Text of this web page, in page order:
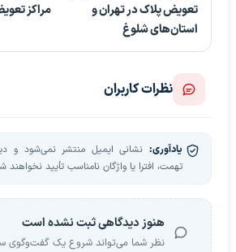
تعویض پلاک در تهران و
استان‌های شلوغ
مراکز
نظرات کاربران
یادآوری: نشانی ایمیل منتشر نمی‌شود و
تهمت، افترا یا واژگان نامناسب تأیید نخواهند
هنوز دیدگاهی ثبت نشده است
نظر شما می‌تواند شروع یک گفت‌وگوی